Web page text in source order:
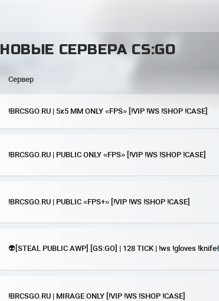
НОВЫЕ СЕРВЕРА CS:GO
Сервер
!BRCSGO.RU | 5x5 MM ONLY «FPS» [!VIP !WS !SHOP !CASE]
!BRCSGO.RU | PUBLIC ONLY «FPS» [!VIP !WS !SHOP !CASE]
!BRCSGO.RU | PUBLIC «FPS+» [!VIP !WS !SHOP !CASE]
👽[STEAL PUBLIC AWP] [GS:GO] | 128 TICK | !ws !gloves !knife
!BRCSGO.RU | MIRAGE ONLY [!VIP !WS !SHOP !CASE]